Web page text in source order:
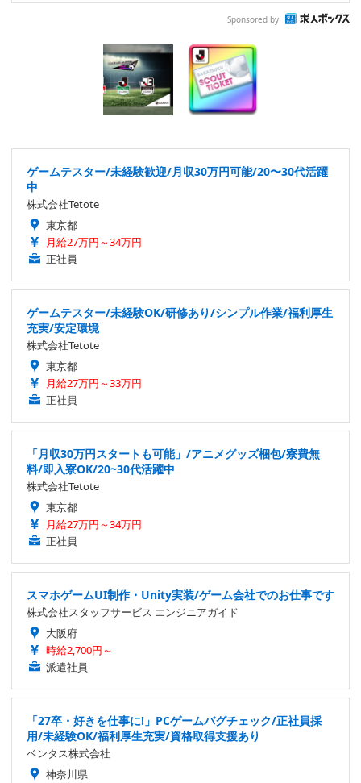
Sponsored by
ゲームテスター/未経験歓迎/月収30万円可能/20〜30代活躍
中
株式会社Tetote
東京都
月給27万円～34万円
正社員
ゲームテスター/未経験OK/研修あり/シンプル作業/福利厚生
充実/安定環境
株式会社Tetote
東京都
月給27万円～33万円
正社員
「月収30万円スタートも可能」/アニメグッズ梱包/寮費無
料/即入寮OK/20~30代活躍中
株式会社Tetote
東京都
月給27万円～34万円
正社員
スマホゲームUI制作・Unity実装/ゲーム会社でのお仕事です
株式会社スタッフサービス エンジニアガイド
大阪府
時給2,700円～
派遣社員
「27卒・好きを仕事に!」PCゲームバグチェック/正社員採
用/未経験OK/福利厚生充実/資格取得支援あり
ベンタス株式会社
神奈川県